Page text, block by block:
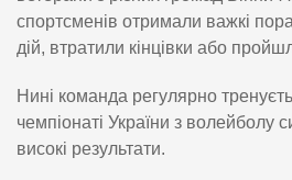
спортсменів отримали важкі
дій, втратили кінцівки або
Нині команда регулярно
чемпіонаті України з волейболу
високі результати.